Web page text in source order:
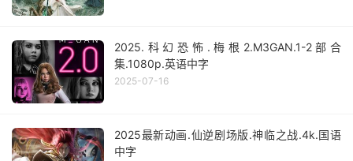
2025.科幻恐怖.梅根2.M3GAN.1-2部合
集.1080p.英语中字
2025-07-16
2025最新动画.仙逆剧场版.神临之战.4k.国语
中字